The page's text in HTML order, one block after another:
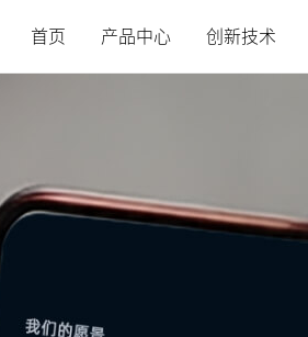
首页 产品中心 创新技术